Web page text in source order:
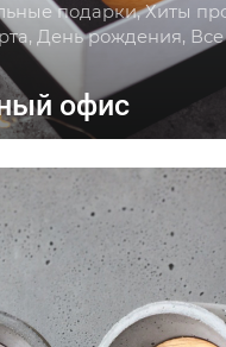
подарки, Хиты
День рождения, Все
офис